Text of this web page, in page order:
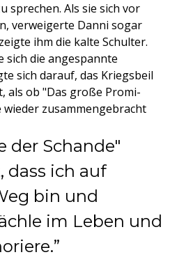
sprechen. Als sie sich vor
verweigerte Danni sogar
ihm die kalte Schulter.
die angespannte
sich darauf, das Kriegsbeil
als ob "Das große Promi-
zusammengebracht
der Schande"
dass ich auf
bin und
im Leben und